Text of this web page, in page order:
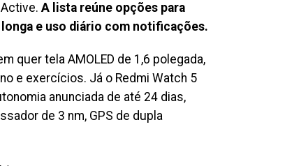
A lista reúne opções para
e uso diário com notificações.
quer tela AMOLED de 1,6 polegada,
e exercícios. Já o Redmi Watch 5
anunciada de até 24 dias,
de 3 nm, GPS de dupla